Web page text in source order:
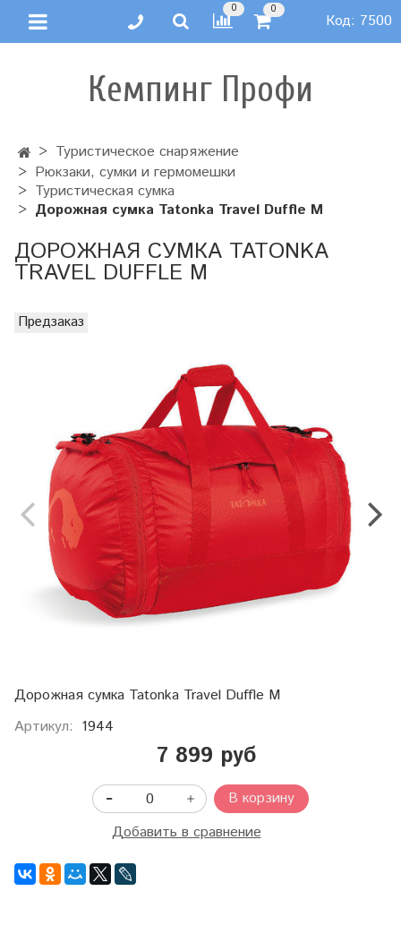
0 0
Код: 7500
Кемпинг Профи
Туристическое снаряжение
Рюкзаки, сумки и гермомешки
Туристическая сумка
Дорожная сумка Tatonka Travel Duffle M
ДОРОЖНАЯ СУМКА TATONKA
TRAVEL DUFFLE M
Предзаказ
Дорожная сумка Tatonka Travel Duffle M
Артикул: 1944
7 899 руб
В корзину
Добавить в сравнение